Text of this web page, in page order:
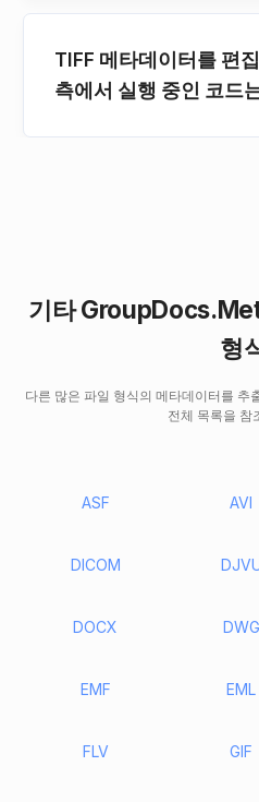
TIFF 메타데이터를 편
측에서 실행 중인 코드
기타
형
다른 많은 파일 형식의 메타데이터를 추
전체 목록을 참
ASF AVI
DICOM
DOCX DWG
EMF EML
FLV GIF